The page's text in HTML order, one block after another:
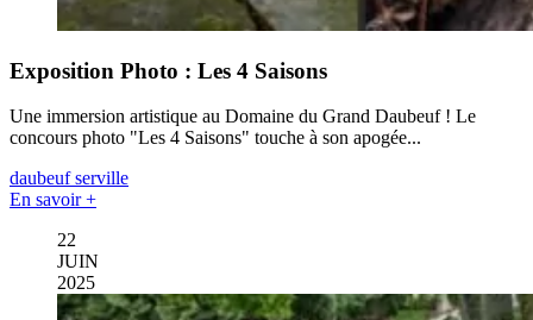
Exposition Photo : Les 4 Saisons
Une immersion artistique au Domaine du Grand Daubeuf ! Le
concours photo "Les 4 Saisons" touche à son apogée...
daubeuf serville
En savoir +
22
JUIN
2025